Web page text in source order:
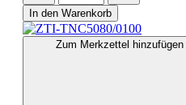
In den Warenkorb
Zum Merkzettel hinzufügen